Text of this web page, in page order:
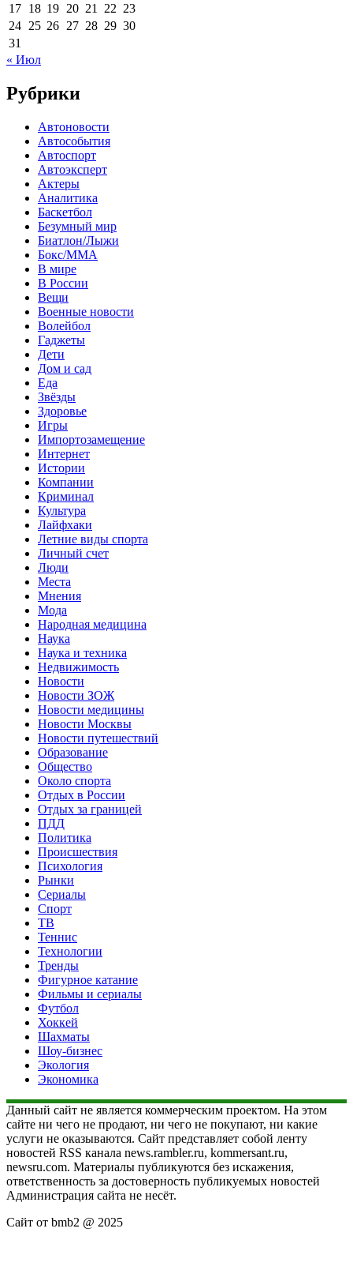
17 18 19 20 21 22 23
24 25 26 27 28 29 30
31
« Июл
Рубрики
Автоновости
Автособытия
Автоспорт
Автоэксперт
Актеры
Аналитика
Баскетбол
Безумный мир
Биатлон/Лыжи
Бокс/MMA
В мире
В России
Вещи
Военные новости
Волейбол
Гаджеты
Дети
Дом и сад
Еда
Звёзды
Здоровье
Игры
Импортозамещение
Интернет
Истории
Компании
Криминал
Культура
Лайфхаки
Летние виды спорта
Личный счет
Люди
Места
Мнения
Мода
Народная медицина
Наука
Наука и техника
Недвижимость
Новости
Новости ЗОЖ
Новости медицины
Новости Москвы
Новости путешествий
Образование
Общество
Около спорта
Отдых в России
Отдых за границей
ПДД
Политика
Происшествия
Психология
Рынки
Сериалы
Спорт
ТВ
Теннис
Технологии
Тренды
Фигурное катание
Фильмы и сериалы
Футбол
Хоккей
Шахматы
Шоу-бизнес
Экология
Экономика
Данный сайт не является коммерческим проектом. На этом
сайте ни чего не продают, ни чего не покупают, ни какие
услуги не оказываются. Сайт представляет собой ленту
новостей RSS канала news.rambler.ru, kommersant.ru,
newsru.com. Материалы публикуются без искажения,
ответственность за достоверность публикуемых новостей
Администрация сайта не несёт.
Сайт от bmb2 @ 2025